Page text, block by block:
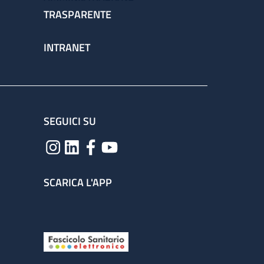
TRASPARENTE
INTRANET
SEGUICI SU
SCARICA L'APP